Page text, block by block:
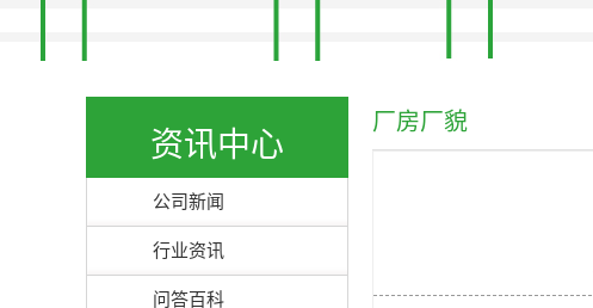
资讯中心
公司新闻
行业资讯
问答百科
厂房厂貌